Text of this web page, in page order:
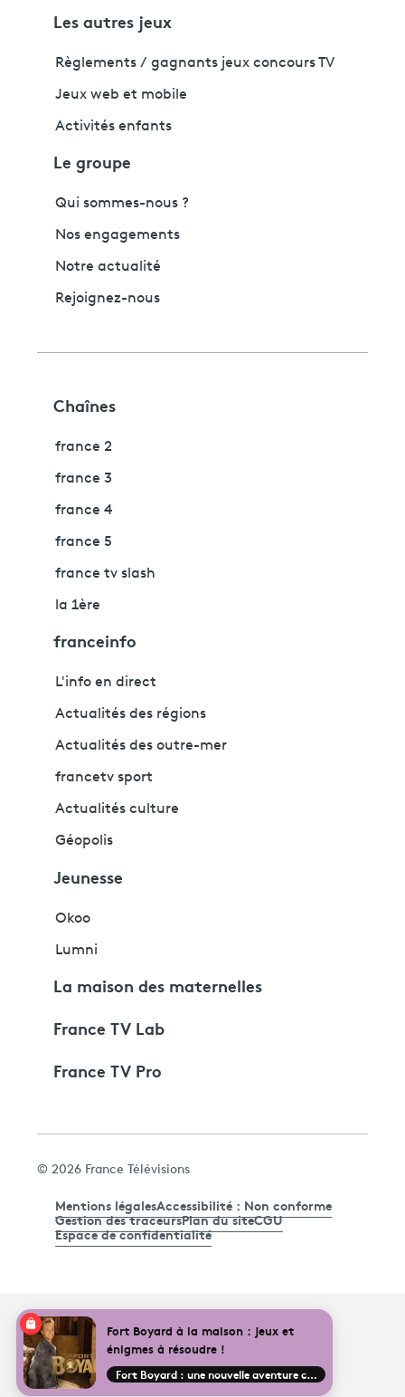
Les autres jeux
Règlements / gagnants jeux concours TV
Jeux web et mobile
Activités enfants
Le groupe
Qui sommes-nous ?
Nos engagements
Notre actualité
Rejoignez-nous
Chaînes
france 2
france 3
france 4
france 5
france tv slash
la 1ère
franceinfo
L'info en direct
Actualités des régions
Actualités des outre-mer
francetv sport
Actualités culture
Géopolis
Jeunesse
Okoo
Lumni
La maison des maternelles
France TV Lab
France TV Pro
© 2026 France Télévisions
Mentions légalesAccessibilité : Non conforme
Gestion des traceursPlan du siteCGU
Espace de confidentialité
Fort Boyard à la maison : jeux et
énigmes à résoudre !
Fort Boyard : une nouvelle aventure commence !